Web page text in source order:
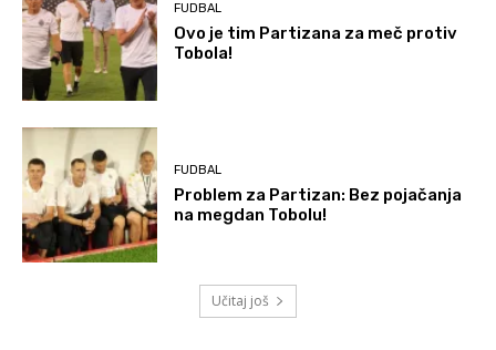
FUDBAL
Ovo je tim Partizana za meč protiv
Tobola!
FUDBAL
Problem za Partizan: Bez pojačanja
na megdan Tobolu!
Učitaj još